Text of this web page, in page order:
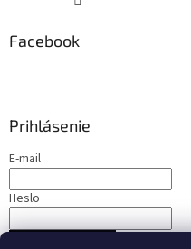
Facebook
Prihlásenie
E-mail
Heslo